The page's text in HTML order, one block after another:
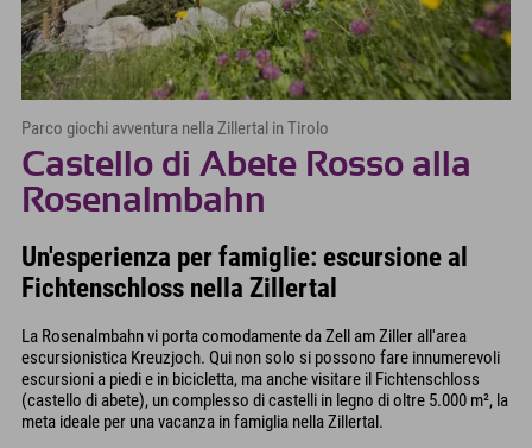
Parco giochi avventura nella Zillertal in Tirolo
Castello di Abete Rosso alla
Rosenalmbahn
Un'esperienza per famiglie: escursione al
Fichtenschloss nella Zillertal
La Rosenalmbahn vi porta comodamente da Zell am Ziller all'area
escursionistica Kreuzjoch. Qui non solo si possono fare innumerevoli
escursioni a piedi e in bicicletta, ma anche visitare il Fichtenschloss
(castello di abete), un complesso di castelli in legno di oltre 5.000 m², la
meta ideale per una vacanza in famiglia nella Zillertal.